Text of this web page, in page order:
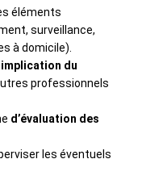
éléments
surveillance,
à domicile).
du
professionnels
d’évaluation des
les éventuels